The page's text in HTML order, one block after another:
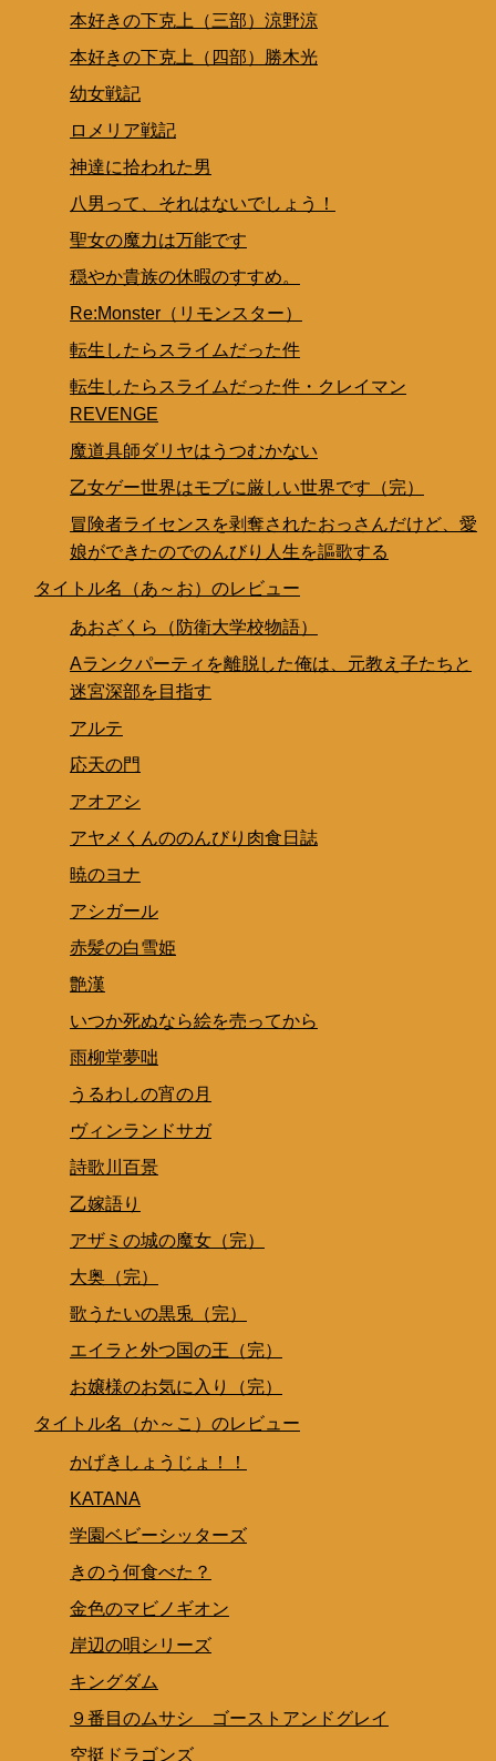
本好きの下克上（三部）涼野涼
本好きの下克上（四部）勝木光
幼女戦記
ロメリア戦記
神達に拾われた男
八男って、それはないでしょう！
聖女の魔力は万能です
穏やか貴族の休暇のすすめ。
Re:Monster（リモンスター）
転生したらスライムだった件
転生したらスライムだった件・クレイマン
REVENGE
魔道具師ダリヤはうつむかない
乙女ゲー世界はモブに厳しい世界です（完）
冒険者ライセンスを剥奪されたおっさんだけど、愛
娘ができたのでのんびり人生を謳歌する
タイトル名（あ～お）のレビュー
あおざくら（防衛大学校物語）
Aランクパーティを離脱した俺は、元教え子たちと
迷宮深部を目指す
アルテ
応天の門
アオアシ
アヤメくんののんびり肉食日誌
暁のヨナ
アシガール
赤髪の白雪姫
艶漢
いつか死ぬなら絵を売ってから
雨柳堂夢咄
うるわしの宵の月
ヴィンランドサガ
詩歌川百景
乙嫁語り
アザミの城の魔女（完）
大奥（完）
歌うたいの黒兎（完）
エイラと外つ国の王（完）
お嬢様のお気に入り（完）
タイトル名（か～こ）のレビュー
かげきしょうじょ！！
KATANA
学園ベビーシッターズ
きのう何食べた？
金色のマビノギオン
岸辺の唄シリーズ
キングダム
９番目のムサシ ゴーストアンドグレイ
空挺ドラゴンズ